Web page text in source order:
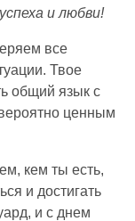
и любви!
все
Твое
общий язык с
ценным
кем ты есть,
и достигать
и с днем